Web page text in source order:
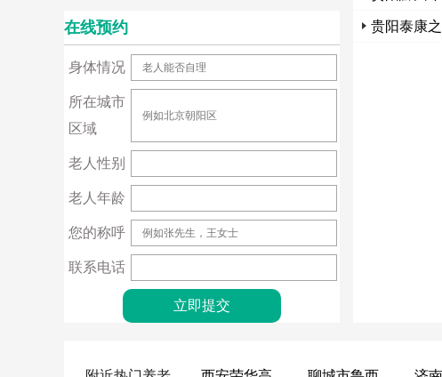
在线预约
身体情况
所在城市
区域
老人性别
老人年龄
您的称呼
联系电话
贵阳泰康